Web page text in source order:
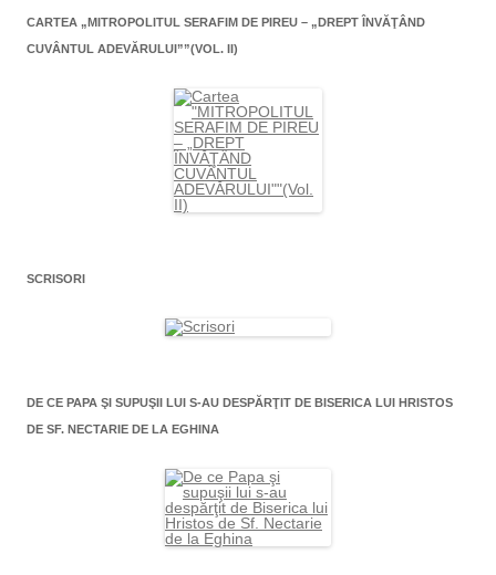
CARTEA „MITROPOLITUL SERAFIM DE PIREU – „DREPT ÎNVĂŢÂND
CUVÂNTUL ADEVĂRULUI””(VOL. II)
SCRISORI
DE CE PAPA ŞI SUPUŞII LUI S-AU DESPĂRŢIT DE BISERICA LUI HRISTOS
DE SF. NECTARIE DE LA EGHINA